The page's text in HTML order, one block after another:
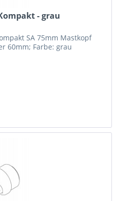
- grau
SA 75mm Mastkopf
60mm; Farbe: grau